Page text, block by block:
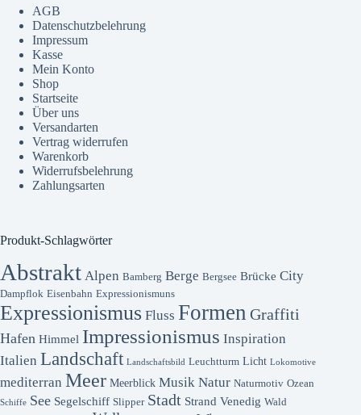
AGB
Datenschutzbelehrung
Impressum
Kasse
Mein Konto
Shop
Startseite
Über uns
Versandarten
Vertrag widerrufen
Warenkorb
Widerrufsbelehrung
Zahlungsarten
Produkt-Schlagwörter
Abstrakt Alpen Bamberg Berge Bergsee Brücke City
Dampflok Eisenbahn Expressionismuns
Expressionismus Fluss Formen Graffiti
Hafen Himmel Impressionismus Inspiration
Italien Landschaft Landschaftsbild Leuchtturm Licht Lokomotive
mediterran Meer Meerblick Musik Natur Naturmotiv Ozean
Schiffe See Segelschiff Slipper Stadt Strand Venedig Wald